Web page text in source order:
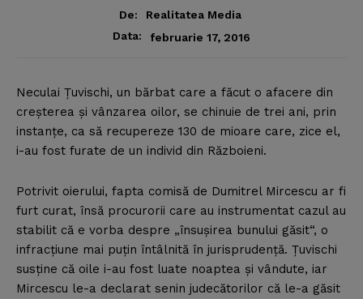
De:
Realitatea Media
Data:
februarie 17, 2016
Neculai Ţuvischi, un bărbat care a făcut o afacere din
creşterea şi vânzarea oilor, se chinuie de trei ani, prin
instanţe, ca să recupereze 130 de mioare care, zice el,
i-au fost furate de un individ din Războieni.
Potrivit oierului, fapta comisă de Dumitrel Mircescu ar fi
furt curat, însă procurorii care au instrumentat cazul au
stabilit că e vorba despre „însuşirea bunului găsit“, o
infracţiune mai puţin întâlnită în jurisprudenţă. Ţuvischi
susţine că oile i-au fost luate noaptea şi vândute, iar
Mircescu le-a declarat senin judecătorilor că le-a găsit